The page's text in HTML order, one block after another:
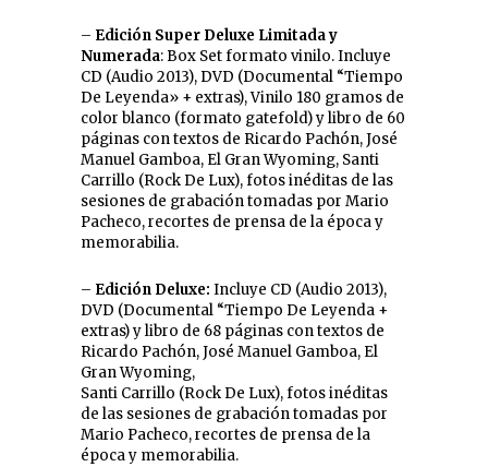
– Edición Super Deluxe Limitada y
Numerada: Box Set formato vinilo. Incluye
CD (Audio 2013), DVD (Documental “Tiempo
De Leyenda» + extras), Vinilo 180 gramos de
color blanco (formato gatefold) y libro de 60
páginas con textos de Ricardo Pachón, José
Manuel Gamboa, El Gran Wyoming, Santi
Carrillo (Rock De Lux), fotos inéditas de las
sesiones de grabación tomadas por Mario
Pacheco, recortes de prensa de la época y
memorabilia.
– Edición Deluxe: Incluye CD (Audio 2013),
DVD (Documental “Tiempo De Leyenda +
extras) y libro de 68 páginas con textos de
Ricardo Pachón, José Manuel Gamboa, El
Gran Wyoming,
Santi Carrillo (Rock De Lux), fotos inéditas
de las sesiones de grabación tomadas por
Mario Pacheco, recortes de prensa de la
época y memorabilia.